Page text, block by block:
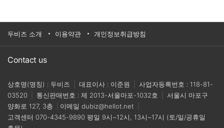
있는 컨셉의 파워팩 시작품 (사진 제공: 한국기계
연구원)▲ 5㎾급 소형 수소 엔진 시작품(왼쪽)과
탄소를 배출하지 않는 친환경 무탄소 기술이라는
점도 눈길을 끈다.향후 소형 수소 엔진의 신뢰성
확보를 위한 연구와 더불어 엔진에 발전기를 결합
한 파워팩 모듈 개발 추가 연구를 통해 산업용 드
론의 비행시간 증가와 임무 범위 확대 등에 적용할
두비즈 소개 이용약관 개인정보취급방침
Contact us
상호명(명칭) : 두비즈 대표이사 : 이준원
사업자등록번호 : 118-81-
03520
통신판매번호 : 제 2013-서울마포-1032호
서울시 마포구
양화로 127, 3층
이메일 dubiz@hellot.net
고객센터 070-4345-9890 평일 9시~12시, 13시~17시 (토/일/공휴일